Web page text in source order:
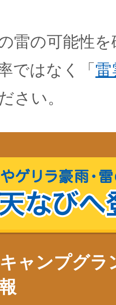
雷の可能性
ではなく「 雷
さい。
ャンプグラ